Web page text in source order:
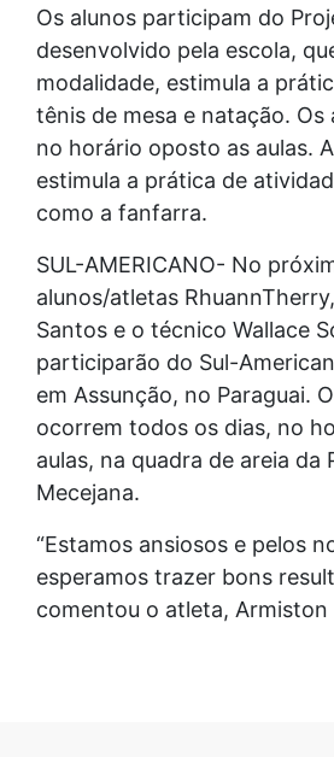
Os alunos participam do
desenvolvido pela escola,
modalidade, estimula a
tênis de mesa e natação.
no horário oposto as aulas.
estimula a prática de
como a fanfarra.
SUL-AMERICANO- No
alunos/atletas
Santos e o técnico Wallace
participarão do Sul-
em Assunção, no Paraguai.
ocorrem todos os dias, no
aulas, na quadra de areia da
Mecejana.
“Estamos ansiosos e pelos
esperamos trazer bons
comentou o atleta, Armiston